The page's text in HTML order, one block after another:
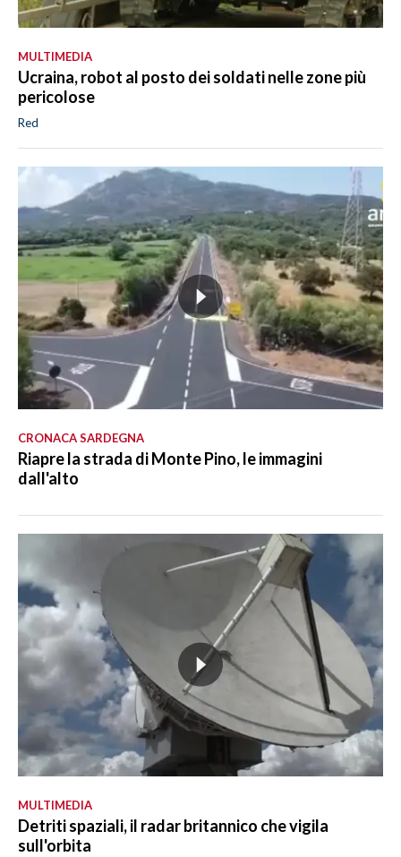
MULTIMEDIA
Ucraina, robot al posto dei soldati nelle zone più
pericolose
Red
CRONACA SARDEGNA
Riapre la strada di Monte Pino, le immagini
dall'alto
MULTIMEDIA
Detriti spaziali, il radar britannico che vigila
sull'orbita